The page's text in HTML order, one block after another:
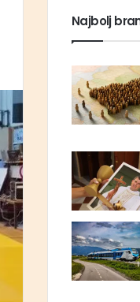
Najbolj